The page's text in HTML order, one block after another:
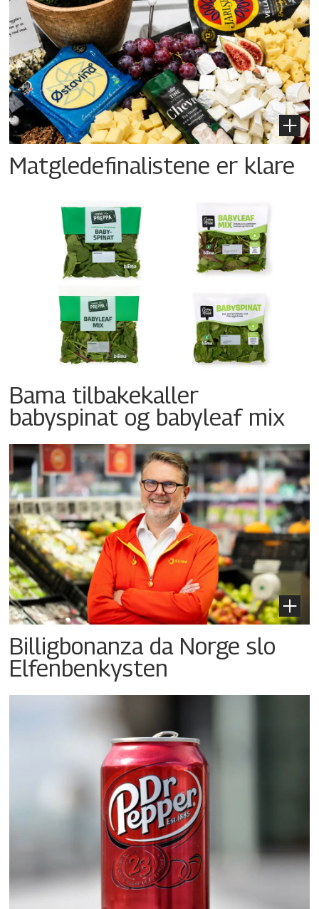
Matgledefinalistene er klare
Bama tilbakekaller
babyspinat og babyleaf mix
Billigbonanza da Norge slo
Elfenbenkysten